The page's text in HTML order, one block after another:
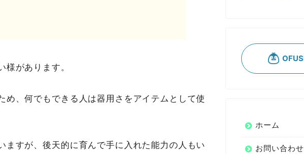
があります。
め、何でもできる人は器用さをアイテムとして使
ますが、後天的に育んで手に入れた能力の人もい
ホーム
お問い合わせ